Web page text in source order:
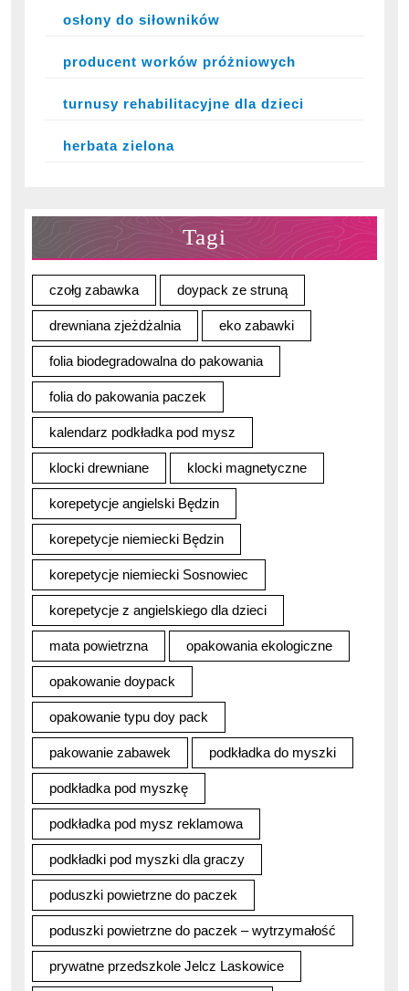
osłony do siłowników
producent worków próżniowych
turnusy rehabilitacyjne dla dzieci
herbata zielona
Tagi
czołg zabawka doypack ze struną
drewniana zjeżdżalnia eko zabawki
folia biodegradowalna do pakowania
folia do pakowania paczek
kalendarz podkładka pod mysz
klocki drewniane klocki magnetyczne
korepetycje angielski Będzin
korepetycje niemiecki Będzin
korepetycje niemiecki Sosnowiec
korepetycje z angielskiego dla dzieci
mata powietrzna opakowania ekologiczne
opakowanie doypack
opakowanie typu doy pack
pakowanie zabawek podkładka do myszki
podkładka pod myszkę
podkładka pod mysz reklamowa
podkładki pod myszki dla graczy
poduszki powietrzne do paczek
poduszki powietrzne do paczek – wytrzymałość
prywatne przedszkole Jelcz Laskowice